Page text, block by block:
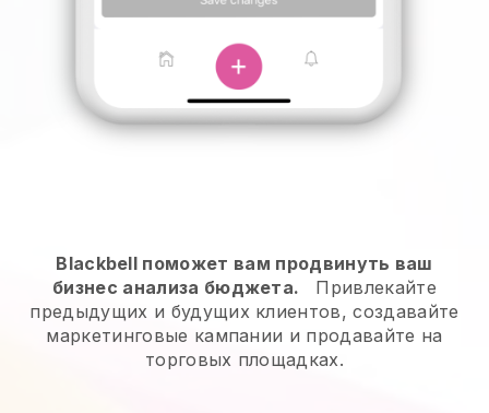
Blackbell поможет вам продвинуть ваш
бизнес анализа бюджета.
Привлекайте
предыдущих и будущих клиентов, создавайте
маркетинговые кампании и продавайте на
торговых площадках.